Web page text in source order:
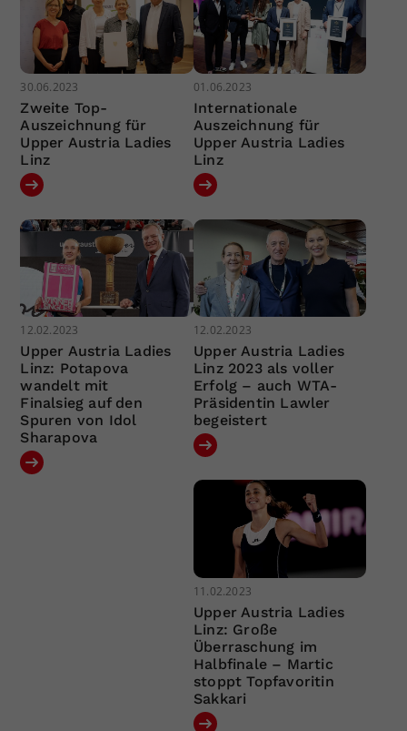
30.06.2023
Zweite Top-
Auszeichnung für
Upper Austria Ladies
Linz
01.06.2023
Internationale
Auszeichnung für
Upper Austria Ladies
Linz
12.02.2023
Upper Austria Ladies
Linz: Potapova
wandelt mit
Finalsieg auf den
Spuren von Idol
Sharapova
12.02.2023
Upper Austria Ladies
Linz 2023 als voller
Erfolg – auch WTA-
Präsidentin Lawler
begeistert
11.02.2023
Upper Austria Ladies
Linz: Große
Überraschung im
Halbfinale – Martic
stoppt Topfavoritin
Sakkari